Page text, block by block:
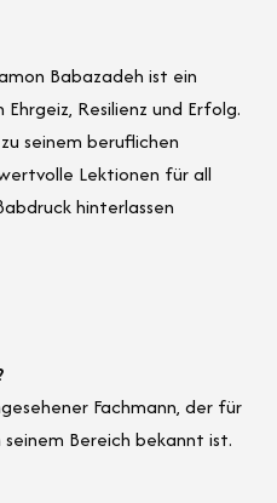
Babazadeh ist ein
Resilienz und Erfolg.
seinem beruflichen
Lektionen für all
hinterlassen
Fachmann, der für
Bereich bekannt ist.